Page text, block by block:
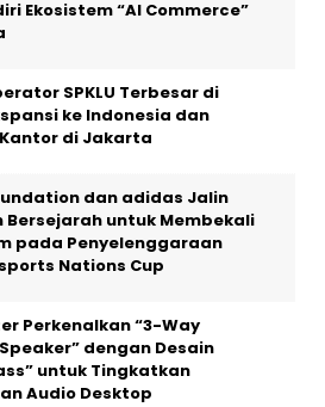
Ekosistem “AI Commerce”
SPKLU Terbesar di
ke Indonesia dan
di Jakarta
dan adidas Jalin
Bersejarah untuk Membekali
pada Penyelenggaraan
Nations Cup
Perkenalkan “3-Way
dengan Desain
untuk Tingkatkan
Audio Desktop